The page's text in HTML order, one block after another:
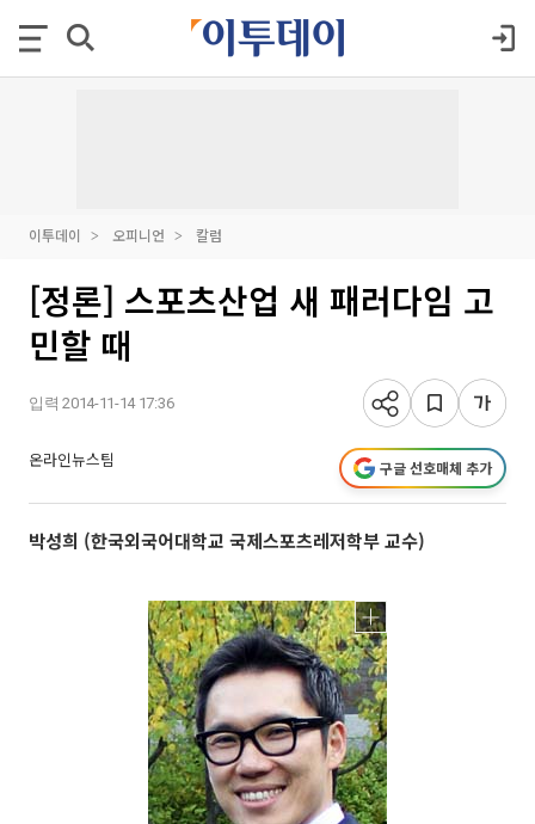
이투데이 오피니언 칼럼
[정론] 스포츠산업 새 패러다임 고
민할 때
입력 2014-11-14 17:36
온라인뉴스팀 구글 선호매체 추가
박성희 (한국외국어대학교 국제스포츠레저학부 교수)